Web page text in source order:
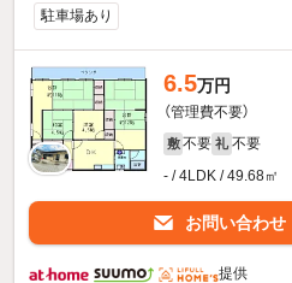
駐車場あり
6.5万円
（管理費不要）
敷 不要 礼 不要
- / 4LDK / 49.68㎡
お問い合わせ
提供